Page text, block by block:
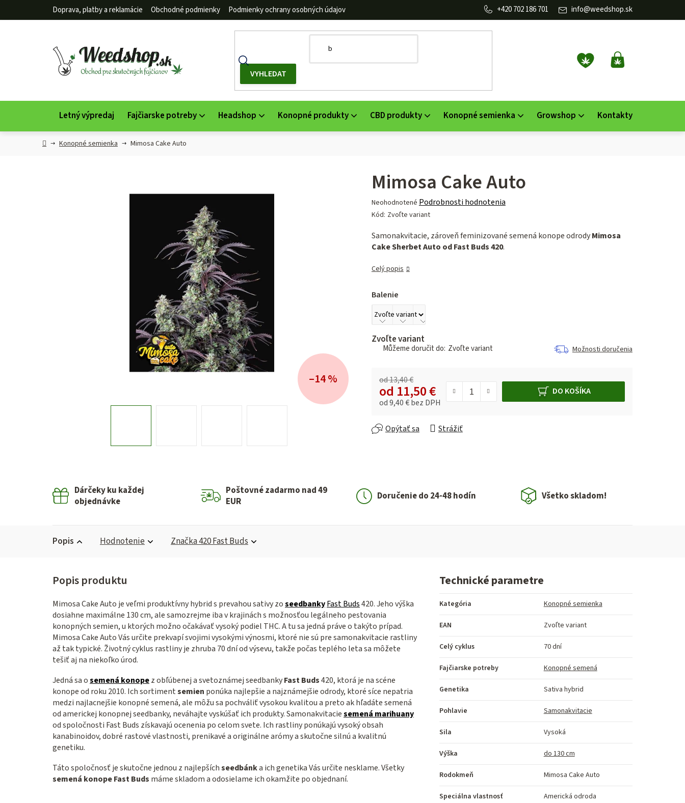
Doprava, platby a reklamácie Obchodné podmienky Podmienky ochrany osobných údajov info@weedshop.sk
702 186 701
NÁKUPNÝ
KOŠÍK
Letný výpredaj Fajčiarske potreby Headshop Konopné produkty CBD produkty Konopné semienka Growshop Kontakty
DomovKonopné semienka Mimosa Cake Auto
Mimosa Cake Auto
Priemerné
hodnotenie
je
0,0
hviezdičiek.
Neohodnotené Podrobnosti hodnotenia
Kód: Zvoľte variant
Samonakvitacie, zároveň feminizované semená konope odrodyMimosa
Cake Sherbet Auto od Fast Buds 420.
Celý popis
Balenie
Zvoľte variant
Zvoľte variant Možnosti doručenia
od 13,40 €
od 11,50 €
od9,40 €bez DPH
DO KOŠÍKA
Opýtať sa Strážiť
–14 %
Dárčeky ku každej
objednávke
Poštovné zadarmo nad 49
EUR
Doručenie do 24-48 hodín Všetko skladom!
Popis Hodnotenie Značka420 Fast Buds
Mimosa Cake Auto je veľmi produktívny hybrid s prevahou sativy zoseedbankyFast Buds420. Jeho výška
dosiahne maximálne 130 cm, ale samozrejme iba v krajinách s možnosťou legálneho pestovania
konopných semien, u ktorých možno očakávať vysoký podiel THC. A tu sa jedná práve o takýto prípad.
Mimosa Cake Auto Vás určite prekvapí svojimi vysokými výnosmi, ktoré nie sú pre samonakvitacie rastliny
až tak typické. Životný cyklus rastliny je zhruba 70 dní od výsevu, takže počas teplého leta sa môžete
tešiť aj na niekoľko úrod.
Jedná sa osemená konopez obľúbenej a svetoznámej seedbankyFast Buds420, ktorá je na scéne
konope od roku 2010. Ich sortimentsemien ponúka najlepšie a najznámejšie odrody, ktoré síce nepatria
medzi najlacnejšie konopné semená, ale môžu sa pochváliť vysokou kvalitou a preto ak hľadáte semená
od americkej konopnej seedbanky, neváhajte vyskúšať ich produkty. Samonakvitaciesemená marihuany
od spoločnosti Fast Buds získavajú ocenenia po celom svete. Ich rastliny ponúkajú vysoký obsah
kanabinoidov, dobré rastové vlastnosti, prenikavé a originálne arómy a skutočne silnú a kvalitnú
genetiku.
Táto spoločnosť je skutočne jednou z najlepšíchseedbánka ich genetika Vás určite nesklame. Všetky
semená konope Fast Buds máme skladom a odosielame ich okamžite po objednaní.
Technické parametre
Kategória Konopné semienka
EAN Zvoľte variant
Celý cyklus 70 dní
Fajčiarske potreby Konopné semená
Genetika Sativa hybrid
Pohlavie Samonakvitacie
Sila Vysoká
Výška do 130 cm
Rodokmeň Mimosa Cake Auto
Speciálna vlastnosť Americká odroda